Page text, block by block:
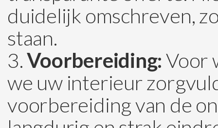
duidelijk omschreven,
staan.
Voorbereiding:Voor
we uw interieur
voorbereiding van de